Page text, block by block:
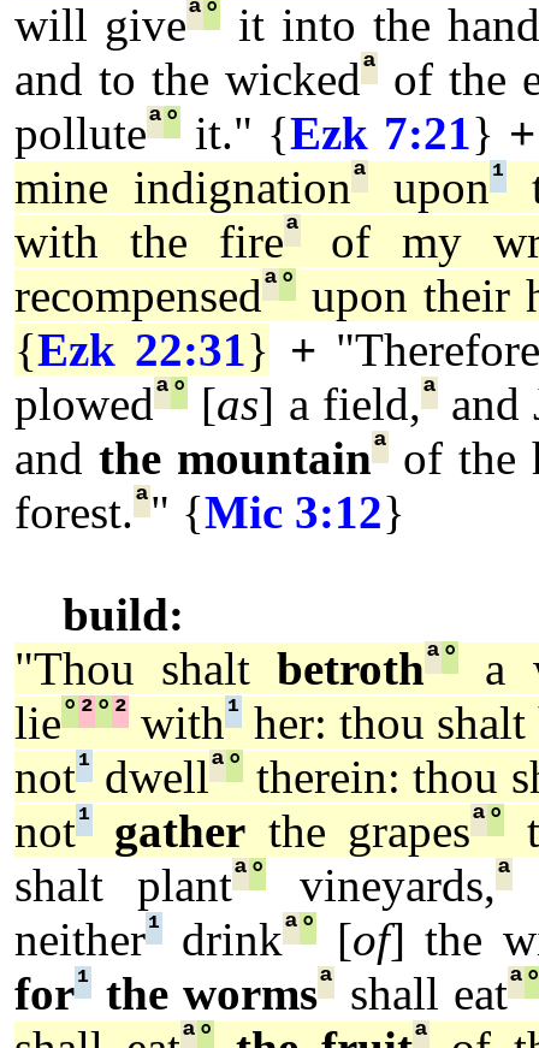
will giveª°
it into the
and to the wickedª of the
polluteª° it." {Ezk 7:21} +
mine indignationª upon¹
with the fireª
of my
recompensedª° upon their
{Ezk 22:31} +
plowedª° [as] a field,ªand
and the mountainªof the
forest.ª" {Mic 3:12}
build:
"Thou shaltbetrothª°
a
lie° ²° ² with¹ her: thou shalt
not¹ dwellª° therein: thou
not¹ gather the grapesª°
shalt plantª° vineyards,ª
neither¹ drinkª° [of] the
for¹ the wormsª shall eatª
ª° ª